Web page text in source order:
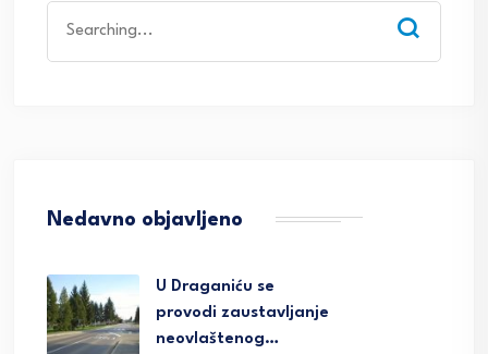
for:
Nedavno objavljeno
U Draganiću se
provodi zaustavljanje
neovlaštenog…